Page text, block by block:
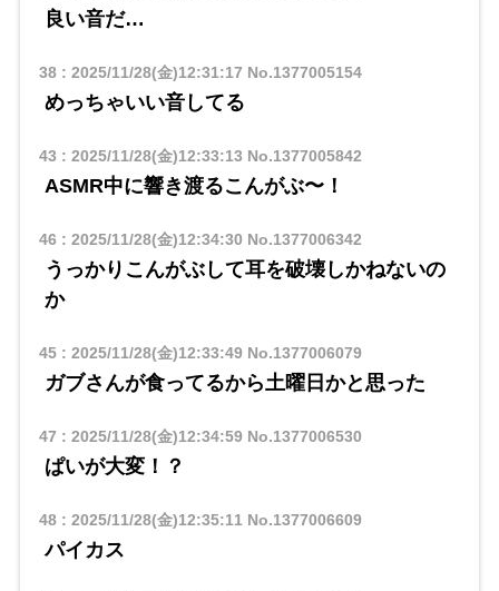
良い音だ…
38: 2025/11/28(金)12:31:17 No.1377005154
めっちゃいい音してる
43 : 2025/11/28(金)12:33:13 No.1377005842
ASMR中に響き渡るこんがぶ〜！
46 : 2025/11/28(金)12:34:30 No.1377006342
うっかりこんがぶして耳を破壊しかねないの
か
45: 2025/11/28(金)12:33:49No.1377006079
ガブさんが食ってるから土曜日かと思った
47 : 2025/11/28(金)12:34:59No.1377006530
ぱいが大変！？
48: 2025/11/28(金)12:35:11 No.1377006609
パイカス